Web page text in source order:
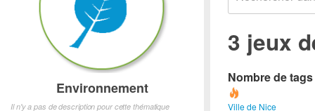
3 jeux
Nombre de
Ville de Nice
Environnement
Il n'y a pas de description pour cette thématique